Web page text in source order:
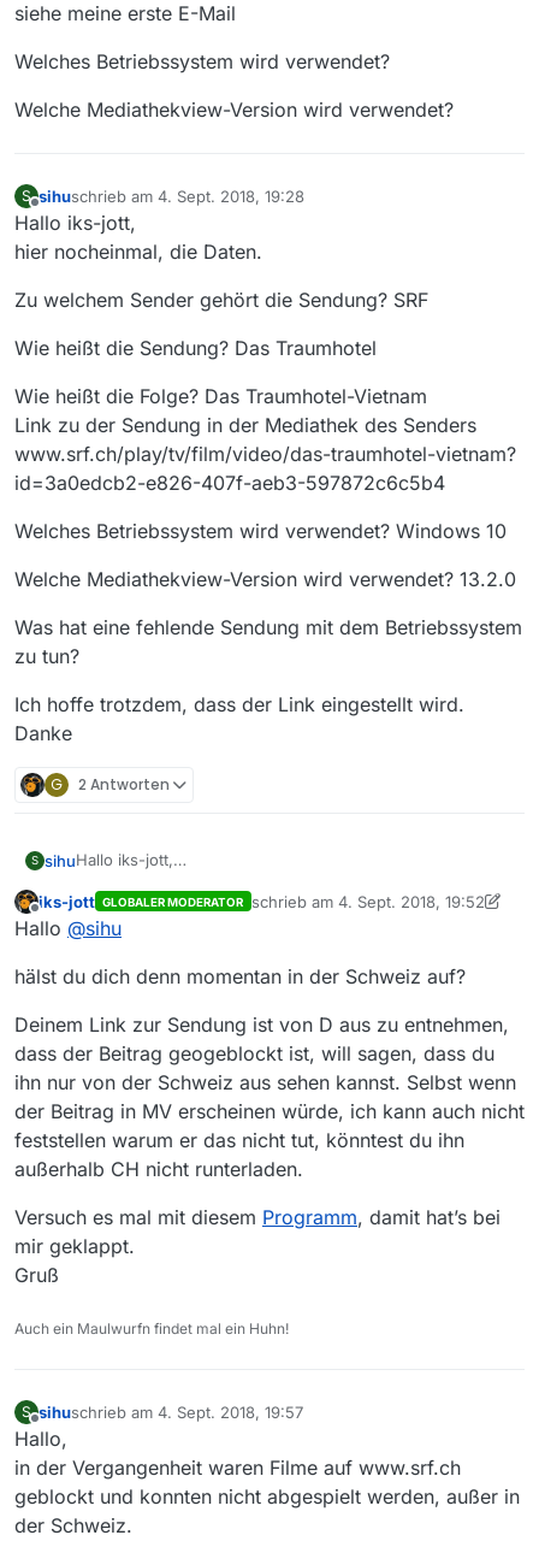
siehe meine erste E-Mail
Welches Betriebssystem wird verwendet?
Welche Mediathekview-Version wird verwendet?
S
Offline
sihuschrieb am 4. Sept. 2018, 19:28
zuletzt editiert von
Hallo iks-jott,
hier nocheinmal, die Daten.
Zu welchem Sender gehört die Sendung? SRF
Wie heißt die Sendung? Das Traumhotel
Wie heißt die Folge? Das Traumhotel-Vietnam
Link zu der Sendung in der Mediathek des Senders
www.srf.ch/play/tv/film/video/das-traumhotel-vietnam?
id=3a0edcb2-e826-407f-aeb3-597872c6c5b4
Welches Betriebssystem wird verwendet? Windows 10
Welche Mediathekview-Version wird verwendet? 13.2.0
Was hat eine fehlende Sendung mit dem Betriebssystem
zu tun?
Ich hoffe trotzdem, dass der Link eingestellt wird.
Danke
G 2 Antworten
S sihuHallo iks-jott,
Zu welchem Sender gehört die Sendung? SRF
Link zu der Sendung in der Mediathek des Senders
www.srf.ch/play/tv/film/video/das-traumhotel-vietnam?
id=3a0edcb2-e826-407f-aeb3-597872c6c5b4
Welches Betriebssystem wird verwendet? Windows 10
Welche Mediathekview-Version wird verwendet? 13.2.0
Was hat eine fehlende Sendung mit dem Betriebssystem
zu tun?
Offline
iks-jott GLOBALER MODERATOR schrieb am 4. Sept. 2018, 19:52
zuletzt editiert von iks-jott 9. Apr.
Hallo @sihu
hälst du dich denn momentan in der Schweiz auf?
Deinem Link zur Sendung ist von D aus zu entnehmen,
dass der Beitrag geogeblockt ist, will sagen, dass du
ihn nur von der Schweiz aus sehen kannst. Selbst wenn
der Beitrag in MV erscheinen würde, ich kann auch nicht
feststellen warum er das nicht tut, könntest du ihn
außerhalb CH nicht runterladen.
Versuch es mal mit diesem Programm, damit hat’s bei
mir geklappt.
Gruß
Auch ein Maulwurfn findet mal ein Huhn!
S
Offline
sihuschrieb am 4. Sept. 2018, 19:57
zuletzt editiert von
Hallo,
in der Vergangenheit waren Filme auf www.srf.ch
geblockt und konnten nicht abgespielt werden, außer in
der Schweiz.